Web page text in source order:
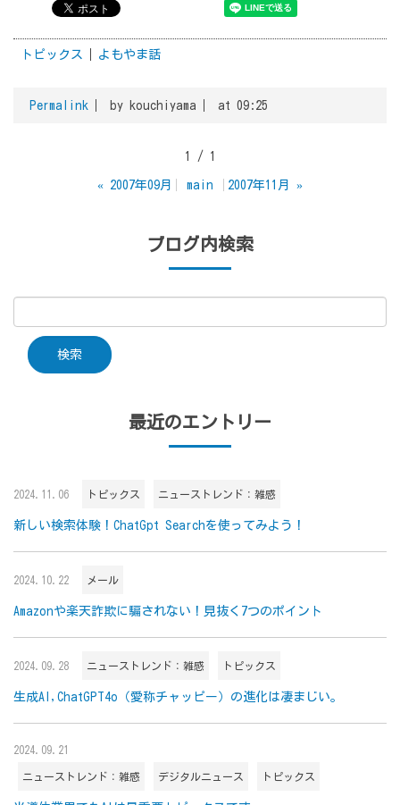
トピックス よもやま話
Permalink by kouchiyama at 09:25
1 / 1
« 2007年09月 main 2007年11月 »
ブログ内検索
最近のエントリー
2024.11.06 トピックス ニューストレンド：雑感
新しい検索体験！ChatGpt Searchを使ってみよう！
2024.10.22 メール
Amazonや楽天詐欺に騙されない！見抜く7つのポイント
2024.09.28 ニューストレンド：雑感 トピックス
生成AI,ChatGPT4o（愛称チャッピー）の進化は凄まじい。
2024.09.21
ニューストレンド：雑感 デジタルニュース トピックス